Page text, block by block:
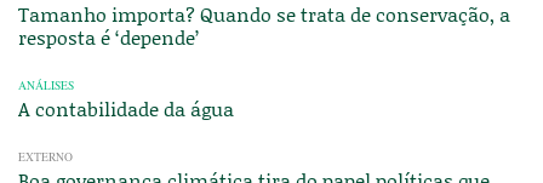
Tamanho importa? Quando se trata de conservação, a
resposta é ‘depende’
ANÁLISES
A contabilidade da água
EXTERNO